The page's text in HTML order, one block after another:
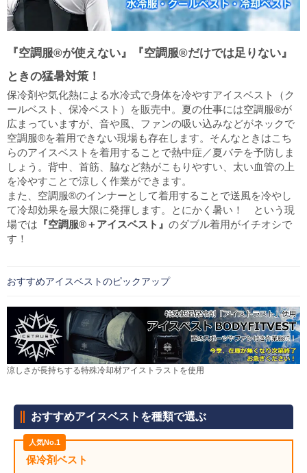
デジタルカタログ
クイックオーダー
（注文番号からご注文）
ログアウト
Myページ 見積書
『空調服®が使えない』『空調服®だけでは足りない』
ときの猛暑対策！
保冷剤や気化熱による水冷式で身体を冷やすアイスベスト（ク
ールベスト、保冷ベスト）を販売中。夏の仕事には空調服®が
広まっていますが、音や風、ファンの吸い込みなどがネックで
空調服®を着用できない現場も存在します。そんなときはこち
らのアイスベストを着用することで熱中症／夏バテを予防しま
しょう。背中、首筋、脇など熱がこもりやすい、太い血管の上
を冷やすことで涼しく作業ができます。
また、空調服®のインナーとして着用することで送風を冷やし
て冷却効果を最大限に発揮します。とにかく暑い！ という現
場では 『空調服®＋アイスベスト』 のダブル着用がイチオシで
す！
おすすめアイスベストのピックアップ
涼しさが長持ちする特殊冷却材アイストラストを使用
おすすめアイスベストを種類で選ぶ
保冷剤ベスト